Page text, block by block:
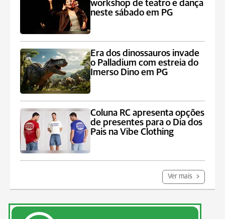
workshop de teatro e dança
neste sábado em PG
Era dos dinossauros invade
o Palladium com estreia do
Imerso Dino em PG
Coluna RC apresenta opções
de presentes para o Dia dos
Pais na Vibe Clothing
Ver mais